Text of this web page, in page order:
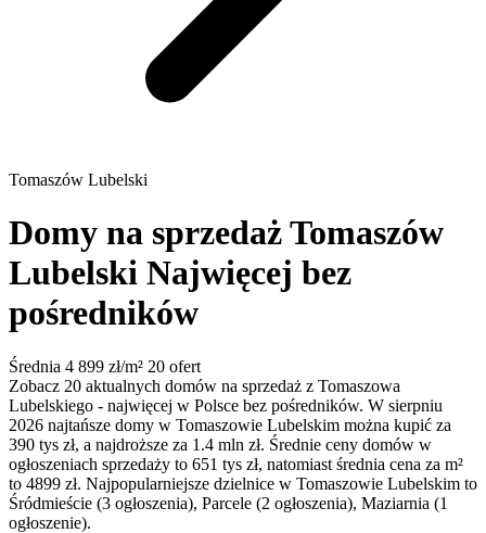
Tomaszów Lubelski
Domy na sprzedaż Tomaszów
Lubelski Najwięcej bez
pośredników
Średnia 4 899 zł/m² 20 ofert
Zobacz 20 aktualnych domów na sprzedaż z Tomaszowa
Lubelskiego - najwięcej w Polsce bez pośredników. W sierpniu
2026 najtańsze domy w Tomaszowie Lubelskim można kupić za
390 tys zł, a najdroższe za 1.4 mln zł. Średnie ceny domów w
ogłoszeniach sprzedaży to 651 tys zł, natomiast średnia cena za m²
to 4899 zł. Najpopularniejsze dzielnice w Tomaszowie Lubelskim to
Śródmieście (3 ogłoszenia), Parcele (2 ogłoszenia), Maziarnia (1
ogłoszenie).